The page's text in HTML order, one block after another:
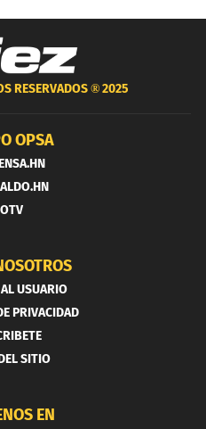
RESERVADOS ®2025
OPSA
USUARIO
PRIVACIDAD
SITIO
EN